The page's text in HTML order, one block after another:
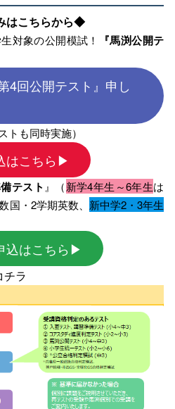
はこちらから◆
対象の公開模試！ 『馬渕公開テ
4回公開テスト』申し
トも同時実施）
はこちら▶
テスト 』（新学4年生～6年生は
国・2学期英数、 新中学2・3年生
込はこちら▶
チラ